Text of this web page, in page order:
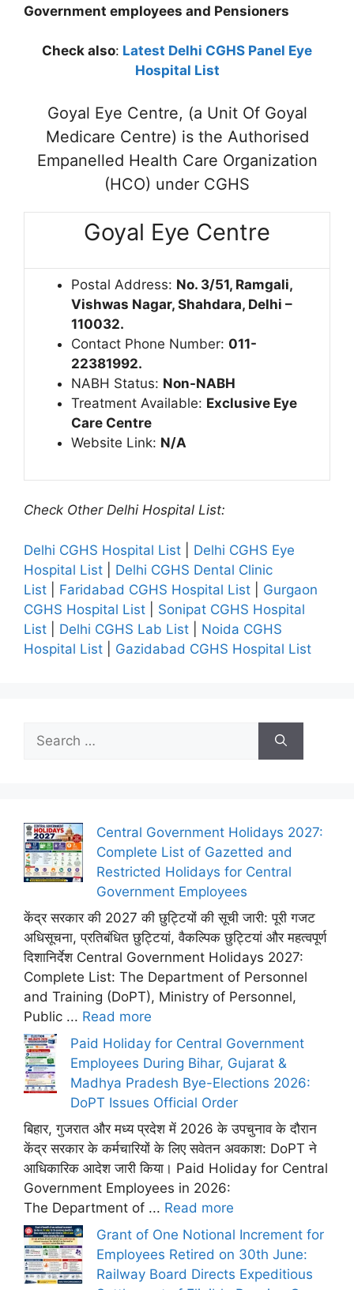
Government employees and Pensioners
Check also: Latest Delhi CGHS Panel Eye
Hospital List
Goyal Eye Centre, (a Unit Of Goyal
Medicare Centre) is the Authorised
Empanelled Health Care Organization
(HCO) under CGHS
Goyal Eye Centre
Postal Address: No. 3/51, Ramgali,
Vishwas Nagar, Shahdara, Delhi –
110032.
Contact Phone Number: 011-
22381992.
NABH Status: Non-NABH
Treatment Available: Exclusive Eye
Care Centre
Website Link: N/A
Check Other Delhi Hospital List:
Delhi CGHS Hospital List
Delhi CGHS Eye
Hospital List
Delhi CGHS Dental Clinic
List
Faridabad CGHS Hospital List
Gurgaon
CGHS Hospital List
Sonipat CGHS Hospital
List
Delhi CGHS Lab List
Noida CGHS
Hospital List
Gazidabad CGHS Hospital List
for:
Central Government Holidays 2027:
Complete List of Gazetted and
Restricted Holidays for Central
Government Employees
केंद्र सरकार की 2027 की छुट्टियों की सूची जारी: पूरी गजट
अधिसूचना, प्रतिबंधित छुट्टियां, वैकल्पिक छुट्टियां और महत्वपूर्ण
दिशानिर्देश Central Government Holidays 2027:
Complete List: The Department of Personnel
and Training (DoPT), Ministry of Personnel,
Public ... Read more
Paid Holiday for Central Government
Employees During Bihar, Gujarat &
Madhya Pradesh Bye-Elections 2026:
DoPT Issues Official Order
बिहार, गुजरात और मध्य प्रदेश में 2026 के उपचुनाव के दौरान
केंद्र सरकार के कर्मचारियों के लिए सवेतन अवकाश: DoPT ने
आधिकारिक आदेश जारी किया। Paid Holiday for Central
Government Employees in 2026:
The Department of ... Read more
Grant of One Notional Increment for
Employees Retired on 30th June:
Railway Board Directs Expeditious